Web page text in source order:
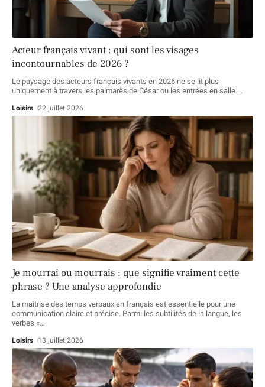
Acteur français vivant : qui sont les visages
incontournables de 2026 ?
Le paysage des acteurs français vivants en 2026 ne se lit plus
uniquement à travers les palmarès de César ou les entrées en salle.…
Loisirs 22 juillet 2026
Je mourrai ou mourrais : que signifie vraiment cette
phrase ? Une analyse approfondie
La maîtrise des temps verbaux en français est essentielle pour une
communication claire et précise. Parmi les subtilités de la langue, les
verbes «…
Loisirs 13 juillet 2026